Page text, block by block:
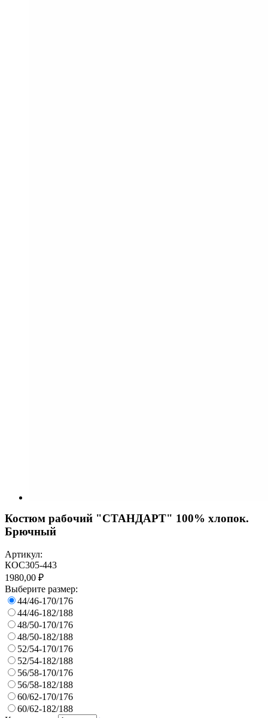
Костюм рабочий "СТАНДАРТ" 100% хлопок.
Брючный
Артикул:
КОС305-443
1980,00 ₽
Выберите размер:
44/46-170/176
44/46-182/188
48/50-170/176
48/50-182/188
52/54-170/176
52/54-182/188
56/58-170/176
56/58-182/188
60/62-170/176
60/62-182/188